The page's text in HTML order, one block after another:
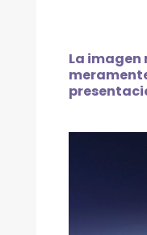
La